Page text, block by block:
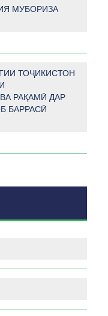
МУБОРИЗА
ТОҶИКИСТОН
РАҚАМӢ ДАР
БАРРАСӢ